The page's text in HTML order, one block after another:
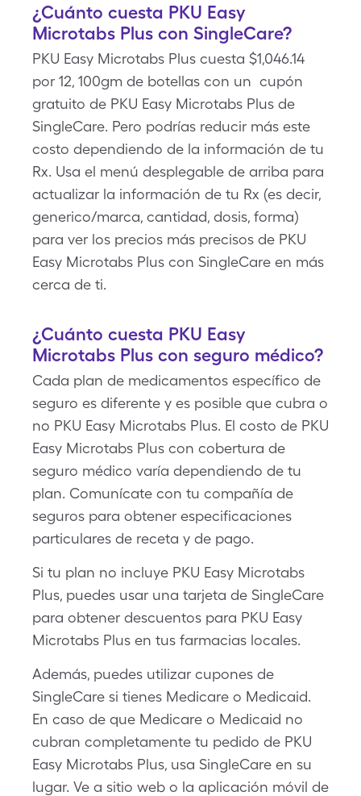
¿Cuánto cuesta PKU Easy
Microtabs Plus con SingleCare?
PKU Easy Microtabs Plus cuesta $1,046.14
por 12, 100gm de botellas con un cupón
gratuito de PKU Easy Microtabs Plus de
SingleCare. Pero podrías reducir más este
costo dependiendo de la información de tu
Rx. Usa el menú desplegable de arriba para
actualizar la información de tu Rx (es decir,
generico/marca, cantidad, dosis, forma)
para ver los precios más precisos de PKU
Easy Microtabs Plus con SingleCare en más
cerca de ti.
¿Cuánto cuesta PKU Easy
Microtabs Plus con seguro médico?
Cada plan de medicamentos específico de
seguro es diferente y es posible que cubra o
no PKU Easy Microtabs Plus. El costo de PKU
Easy Microtabs Plus con cobertura de
seguro médico varía dependiendo de tu
plan. Comunícate con tu compañía de
seguros para obtener especificaciones
particulares de receta y de pago.
Si tu plan no incluye PKU Easy Microtabs
Plus, puedes usar una tarjeta de SingleCare
para obtener descuentos para PKU Easy
Microtabs Plus en tus farmacias locales.
Además, puedes utilizar cupones de
SingleCare si tienes Medicare o Medicaid.
En caso de que Medicare o Medicaid no
cubran completamente tu pedido de PKU
Easy Microtabs Plus, usa SingleCare en su
lugar. Ve a sitio web o la aplicación móvil de